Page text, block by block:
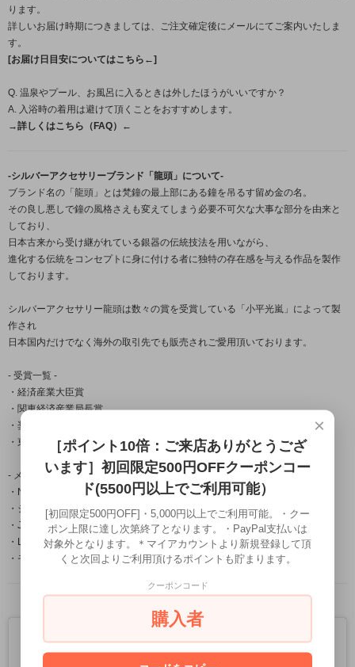
ります。
詳しいお届け時期につきましては、ご注文確定後にメールにてご案内いたしま
す。
[お届け日目安についてはこちら←]
Q. 温泉やプール、お風呂に入るときは外したほうがいいですか？
A. 入浴時の着用は避けて頂くことをおすすめします。
→詳しくはこちら（FAQ）←
-シルバーアクセサリーブランド「龍頭」について-
ブランド名の「龍頭」とは梵鐘の最上部にある鐘を吊るす留め金の名。
その良し悪しで鐘の風格さえも変えてしまう必要不可欠な大事な部分を由来と
しており、
日本古来から受け継がれている銀器の伝統技法を用いながら、
進化する伝統をコンセプトに身に付ける者に独特の存在感を与える作品を製作
しております。
シルバーアクセサリー龍頭は数々の賞を受賞している「小平光嵐」によって製
作され
日本国内だけでなく海外の取引先でも販売されご愛用頂いております。
- 受賞一覧 -
・経済産業大臣賞
・関東経済産業局長賞
・奨励賞
・東京銀器伝統工芸士会会長賞
- メディア掲載 -
・Netflix「今際の国のアリス」シーズン2物品提供
・シルバーアクセスタイルマガジン
・Japonica Blood
・LS＆D
・モノ・マガジン
×
［ポイント10倍：ご来店ありがとうござ
います］初回限定500円OFFクーポンコー
ド(5500円以上でご利用可能）
[初回限定500円OFF]・5,000円以上でご利用可能。・クー
ポン上限に達し次第終了となります。・PayPal支払いは
対象外となります。＊マイアカウントより新規登録して頂
くと次回よりご利用頂けるポイントも貯まります。
クーポンコード
購入者